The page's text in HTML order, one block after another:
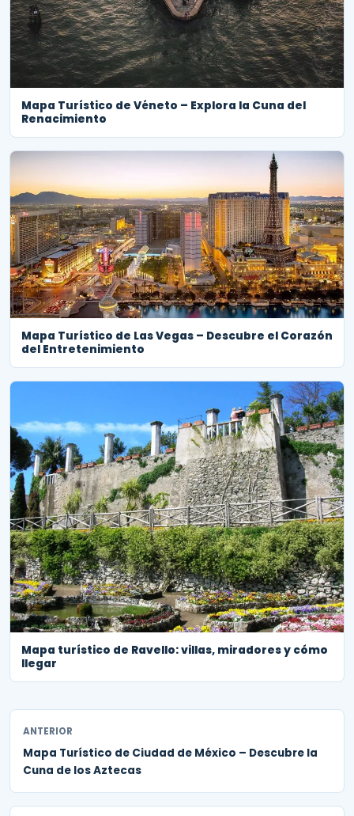
Mapa Turístico de Véneto – Explora la Cuna del
Renacimiento
Mapa Turístico de Las Vegas – Descubre el Corazón
del Entretenimiento
Mapa turístico de Ravello: villas, miradores y cómo
llegar
ANTERIOR
Mapa Turístico de Ciudad de México – Descubre la
Cuna de los Aztecas